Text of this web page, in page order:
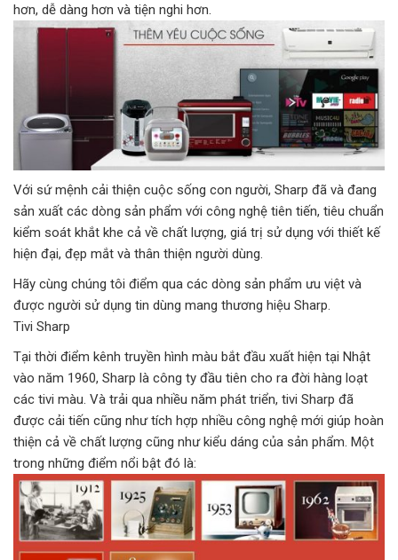
hơn, dễ dàng hơn và tiện nghi hơn.
Với sứ mệnh cải thiện cuộc sống con người, Sharp đã và đang
sản xuất các dòng sản phẩm với công nghệ tiên tiến, tiêu chuẩn
kiểm soát khắt khe cả về chất lượng, giá trị sử dụng với thiết kế
hiện đại, đẹp mắt và thân thiện người dùng.
Hãy cùng chúng tôi điểm qua các dòng sản phẩm ưu việt và
được người sử dụng tin dùng mang thương hiệu Sharp.
Tivi Sharp
Tại thời điểm kênh truyền hình màu bắt đầu xuất hiện tại Nhật
vào năm 1960, Sharp là công ty đầu tiên cho ra đời hàng loạt
các tivi màu. Và trải qua nhiều năm phát triển, tivi Sharp đã
được cải tiến cũng như tích hợp nhiều công nghệ mới giúp hoàn
thiện cả về chất lượng cũng như kiểu dáng của sản phẩm. Một
trong những điểm nổi bật đó là: